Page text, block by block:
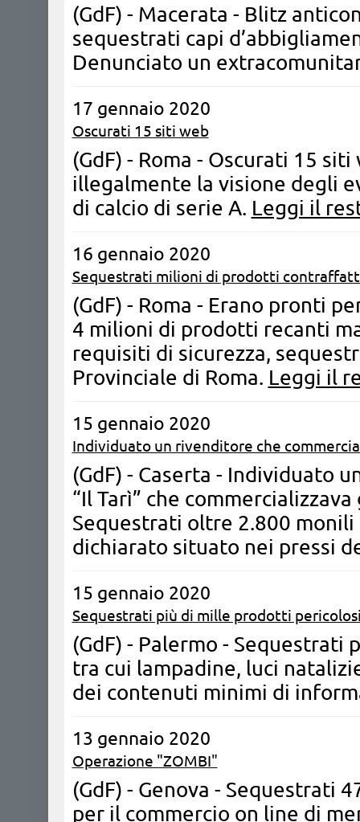
(GdF) - Macerata - Blitz
sequestrati capi
Denunciato un
17 gennaio 2020
Oscurati 15 siti web
(GdF) - Roma - Oscurati 15
illegalmente la visione degli
di calcio di serie A. Leggi il
16 gennaio 2020
Sequestrati milioni di prodotti
(GdF) - Roma - Erano pronti
4 milioni di prodotti recanti
requisiti di sicurezza,
Provinciale di Roma. Leggi il
15 gennaio 2020
Individuato un rivenditore che
(GdF) - Caserta - Individuato
“Il Tarì” che
Sequestrati oltre 2.800
dichiarato situato nei pressi
15 gennaio 2020
Sequestrati più di mille prodotti
(GdF) - Palermo -
tra cui lampadine, luci
dei contenuti minimi di
13 gennaio 2020
Operazione "ZOMBI"
(GdF) - Genova - Sequestrati
per il commercio on line di